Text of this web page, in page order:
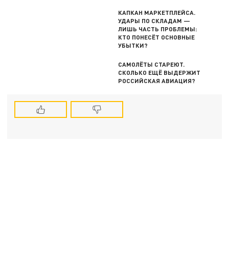
КАПКАН МАРКЕТПЛЕЙСА.
УДАРЫ ПО СКЛАДАМ —
ЛИШЬ ЧАСТЬ ПРОБЛЕМЫ:
КТО ПОНЕСЁТ ОСНОВНЫЕ
УБЫТКИ?
САМОЛЁТЫ СТАРЕЮТ.
СКОЛЬКО ЕЩЁ ВЫДЕРЖИТ
РОССИЙСКАЯ АВИАЦИЯ?